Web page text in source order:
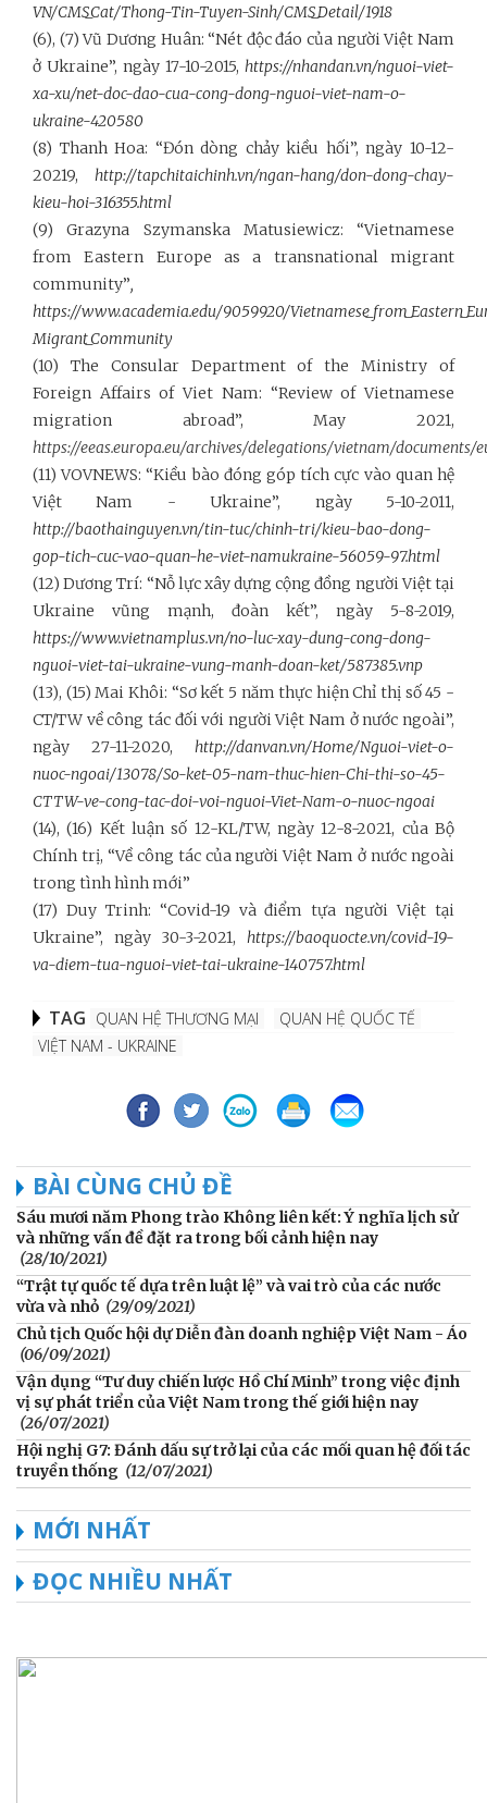
VN/CMS_Cat/Thong-Tin-Tuyen-Sinh/CMS_Detail/1918
(6), (7) Vũ Dương Huân: “Nét độc đáo của người Việt Nam
ở Ukraine”, ngày 17-10-2015, https://nhandan.vn/nguoi-viet-
xa-xu/net-doc-dao-cua-cong-dong-nguoi-viet-nam-o-
ukraine-420580
(8) Thanh Hoa: “Đón dòng chảy kiều hối”, ngày 10-12-
20219, http://tapchitaichinh.vn/ngan-hang/don-dong-chay-
kieu-hoi-316355.html
(9) Grazyna Szymanska Matusiewicz: “Vietnamese
from Eastern Europe as a transnational migrant
community”,
https://www.academia.edu/9059920/
Migrant_Community
(10) The Consular Department of the Ministry of
Foreign Affairs of Viet Nam: “Review of Vietnamese
migration abroad”, May 2021,
https://eeas.europa.eu/archives/delegations/vietnam/documents/
(11)VOVNEWS: “Kiều bào đóng góp tích cực vào quan hệ
Việt Nam - Ukraine”, ngày 5-10-2011,
http://baothainguyen.vn/tin-tuc/chinh-tri/kieu-bao-dong-
gop-tich-cuc-vao-quan-he-viet-namukraine-56059-97.html
(12) Dương Trí: “Nỗ lực xây dựng cộng đồng người Việt tại
Ukraine vũng mạnh, đoàn kết”, ngày 5-8-2019,
https://www.vietnamplus.vn/no-luc-xay-dung-cong-dong-
nguoi-viet-tai-ukraine-vung-manh-doan-ket/587385.vnp
(13), (15) Mai Khôi: “Sơ kết 5 năm thực hiện Chỉ thị số 45 -
CT/TW về công tác đối với người Việt Nam ở nước ngoài”,
ngày 27-11-2020, http://danvan.vn/Home/Nguoi-viet-o-
nuoc-ngoai/13078/So-ket-05-nam-thuc-hien-Chi-thi-so-45-
CTTW-ve-cong-tac-doi-voi-nguoi-Viet-Nam-o-nuoc-ngoai
(14), (16) Kết luận số 12-KL/TW, ngày 12-8-2021, của Bộ
Chính trị, “Về công tác của người Việt Nam ở nước ngoài
trong tình hình mới”
(17) Duy Trinh: “Covid-19 và điểm tựa người Việt tại
Ukraine”, ngày 30-3-2021, https://baoquocte.vn/covid-19-
va-diem-tua-nguoi-viet-tai-ukraine-140757.html
TAG QUAN HỆ THƯƠNG MẠI
QUAN HỆ QUỐC TẾ
VIỆT NAM - UKRAINE
BÀI CÙNG CHỦ ĐỀ
Sáu mươi năm Phong trào Không liên kết: Ý nghĩa lịch sử
và những vấn đề đặt ra trong bối cảnh hiện nay
(28/10/2021)
“Trật tự quốc tế dựa trên luật lệ” và vai trò của các nước
vừa và nhỏ (29/09/2021)
Chủ tịch Quốc hội dự Diễn đàn doanh nghiệp Việt Nam - Áo
(06/09/2021)
Vận dụng “Tư duy chiến lược Hồ Chí Minh” trong việc định
vị sự phát triển của Việt Nam trong thế giới hiện nay
(26/07/2021)
Hội nghị G7: Đánh dấu sự trở lại của các mối quan hệ đối tác
truyền thống (12/07/2021)
MỚI NHẤT
ĐỌC NHIỀU NHẤT